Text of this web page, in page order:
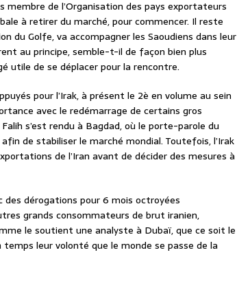
membre de l’Organisation des pays exportateurs
à retirer du marché, pour commencer. Il reste
du Golfe, va accompagner les Saoudiens dans leur
au principe, semble-t-il de façon bien plus
utile de se déplacer pour la rencontre.
pour l’Irak, à présent le 2è en volume au sein
avec le redémarrage de certains gros
s’est rendu à Bagdad, où le porte-parole du
de stabiliser le marché mondial. Toutefois, l’Irak
de l’Iran avant de décider des mesures à
des dérogations pour 6 mois octroyées
grands consommateurs de brut iranien,
le soutient une analyste à Dubaï, que ce soit le
leur volonté que le monde se passe de la